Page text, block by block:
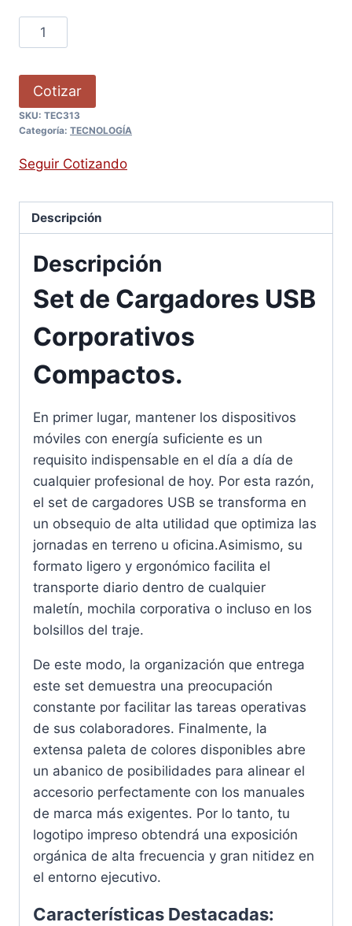
Cotizar
SKU: TEC313
Categoría: TECNOLOGÍA
Seguir Cotizando
Descripción
Descripción
Set de Cargadores USB
Corporativos
Compactos.
En primer lugar, mantener los dispositivos
móviles con energía suficiente es un
requisito indispensable en el día a día de
cualquier profesional de hoy. Por esta razón,
el set de cargadores USB se transforma en
un obsequio de alta utilidad que optimiza las
jornadas en terreno u oficina.Asimismo, su
formato ligero y ergonómico facilita el
transporte diario dentro de cualquier
maletín, mochila corporativa o incluso en los
bolsillos del traje.
De este modo, la organización que entrega
este set demuestra una preocupación
constante por facilitar las tareas operativas
de sus colaboradores. Finalmente, la
extensa paleta de colores disponibles abre
un abanico de posibilidades para alinear el
accesorio perfectamente con los manuales
de marca más exigentes. Por lo tanto, tu
logotipo impreso obtendrá una exposición
orgánica de alta frecuencia y gran nitidez en
el entorno ejecutivo.
Características Destacadas: